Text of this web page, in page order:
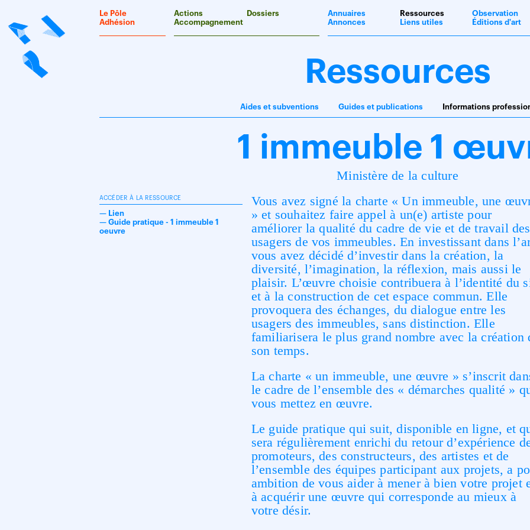
Le Pôle
Adhésion
Actions
Accompagnement
Dossiers
Annuaires
Annonces
Ressources
Liens utiles
Observation
Éditions d'art
Ressources
Aides et subventions Guides et publications Informations
1 immeuble 1
Ministère de la culture
Vous avez signé la charte « Un immeuble, une
» et souhaitez faire appel à un(e) artiste pour
améliorer la qualité du cadre de vie et de travail des
usagers de vos immeubles. En investissant dans
vous avez décidé d’investir dans la création, la
diversité, l’imagination, la réflexion, mais aussi le
plaisir. L’œuvre choisie contribuera à l’identité du
et à la construction de cet espace commun. Elle
provoquera des échanges, du dialogue entre les
usagers des immeubles, sans distinction. Elle
familiarisera le plus grand nombre avec la création
son temps.
La charte « un immeuble, une œuvre » s’inscrit
le cadre de l’ensemble des « démarches qualité »
vous mettez en œuvre.
Le guide pratique qui suit, disponible en ligne, et
sera régulièrement enrichi du retour d’expérience
promoteurs, des constructeurs, des artistes et de
l’ensemble des équipes participant aux projets, a
ambition de vous aider à mener à bien votre projet
à acquérir une œuvre qui corresponde au mieux à
votre désir.
ACCÉDER À LA RESSOURCE
— Lien
— Guide pratique - 1 immeuble 1
oeuvre